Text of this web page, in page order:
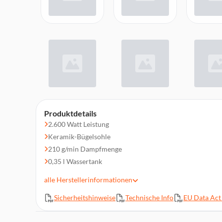
Produktdetails
2.600 Watt Leistung
Keramik-Bügelsohle
210 g/min Dampfmenge
0,35 l Wassertank
Automatisches Anti-Kalk-System
alle Herstellerinformationen
Sicherheitshinweise Technische Info EU Data